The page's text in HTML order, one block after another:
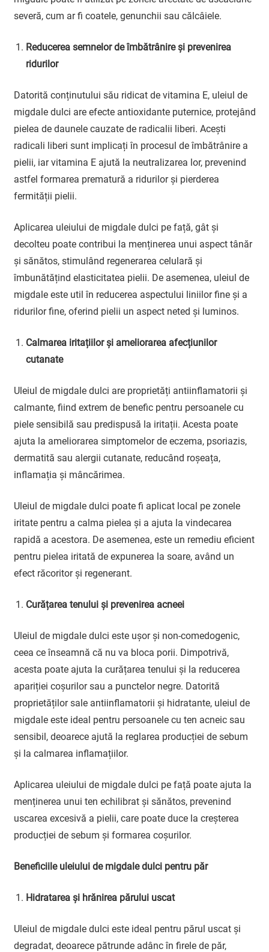
severă, cum ar fi coatele, genunchii sau călcâiele.
Reducerea semnelor de îmbătrânire și prevenirea
ridurilor
Datorită conținutului său ridicat de vitamina E, uleiul de
migdale dulci are efecte antioxidante puternice, protejând
pielea de daunele cauzate de radicalii liberi. Acești
radicali liberi sunt implicați în procesul de îmbătrânire a
pielii, iar vitamina E ajută la neutralizarea lor, prevenind
astfel formarea prematură a ridurilor și pierderea
fermității pielii.
Aplicarea uleiului de migdale dulci pe față, gât și
decolteu poate contribui la menținerea unui aspect tânăr
și sănătos, stimulând regenerarea celulară și
îmbunătățind elasticitatea pielii. De asemenea, uleiul de
migdale este util în reducerea aspectului liniilor fine și a
ridurilor fine, oferind pielii un aspect neted și luminos.
Calmarea iritațiilor și ameliorarea afecțiunilor
cutanate
Uleiul de migdale dulci are proprietăți antiinflamatorii și
calmante, fiind extrem de benefic pentru persoanele cu
piele sensibilă sau predispusă la iritații. Acesta poate
ajuta la ameliorarea simptomelor de eczema, psoriazis,
dermatită sau alergii cutanate, reducând roșeața,
inflamația și mâncărimea.
Uleiul de migdale dulci poate fi aplicat local pe zonele
iritate pentru a calma pielea și a ajuta la vindecarea
rapidă a acestora. De asemenea, este un remediu eficient
pentru pielea iritată de expunerea la soare, având un
efect răcoritor și regenerant.
Curățarea tenului și prevenirea acneei
Uleiul de migdale dulci este ușor și non-comedogenic,
ceea ce înseamnă că nu va bloca porii. Dimpotrivă,
acesta poate ajuta la curățarea tenului și la reducerea
apariției coșurilor sau a punctelor negre. Datorită
proprietăților sale antiinflamatorii și hidratante, uleiul de
migdale este ideal pentru persoanele cu ten acneic sau
sensibil, deoarece ajută la reglarea producției de sebum
și la calmarea inflamațiilor.
Aplicarea uleiului de migdale dulci pe față poate ajuta la
menținerea unui ten echilibrat și sănătos, prevenind
uscarea excesivă a pielii, care poate duce la creșterea
producției de sebum și formarea coșurilor.
Beneficiile uleiului de migdale dulci pentru păr
Hidratarea și hrănirea părului uscat
Uleiul de migdale dulci este ideal pentru părul uscat și
degradat, deoarece pătrunde adânc în firele de păr,